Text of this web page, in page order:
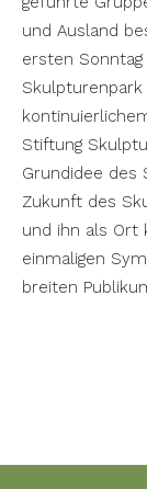
und Ausland
ersten
Skulpturenpark
Stiftung
Grundidee des
Zukunft des
und ihn als Ort
einmaligen
breiten